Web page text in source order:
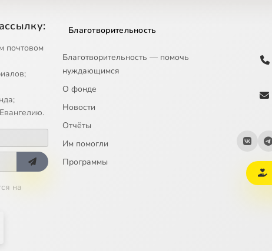
почтовом
на
Благотворительность
Благотворительность — помочь
нуждающимся
О фонде
Новости
Отчёты
Им помогли
Программы